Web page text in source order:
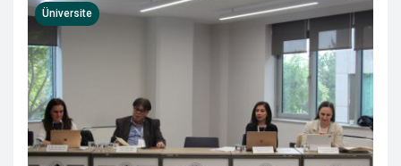
Üniversite